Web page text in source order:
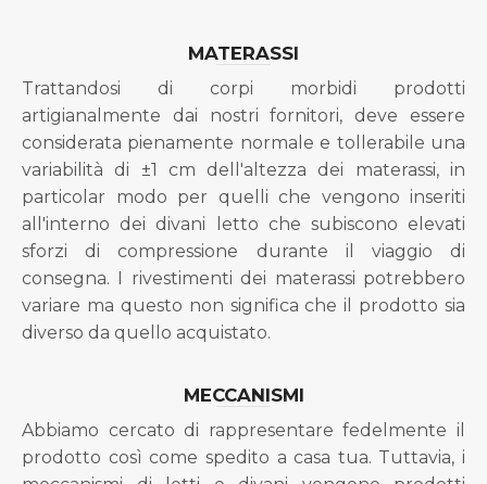
MATERASSI
Trattandosi di corpi morbidi prodotti
artigianalmente dai nostri fornitori, deve essere
considerata pienamente normale e tollerabile una
variabilità di ±1 cm dell'altezza dei materassi, in
particolar modo per quelli che vengono inseriti
all'interno dei divani letto che subiscono elevati
sforzi di compressione durante il viaggio di
consegna. I rivestimenti dei materassi potrebbero
variare ma questo non significa che il prodotto sia
diverso da quello acquistato.
MECCANISMI
Abbiamo cercato di rappresentare fedelmente il
prodotto così come spedito a casa tua. Tuttavia, i